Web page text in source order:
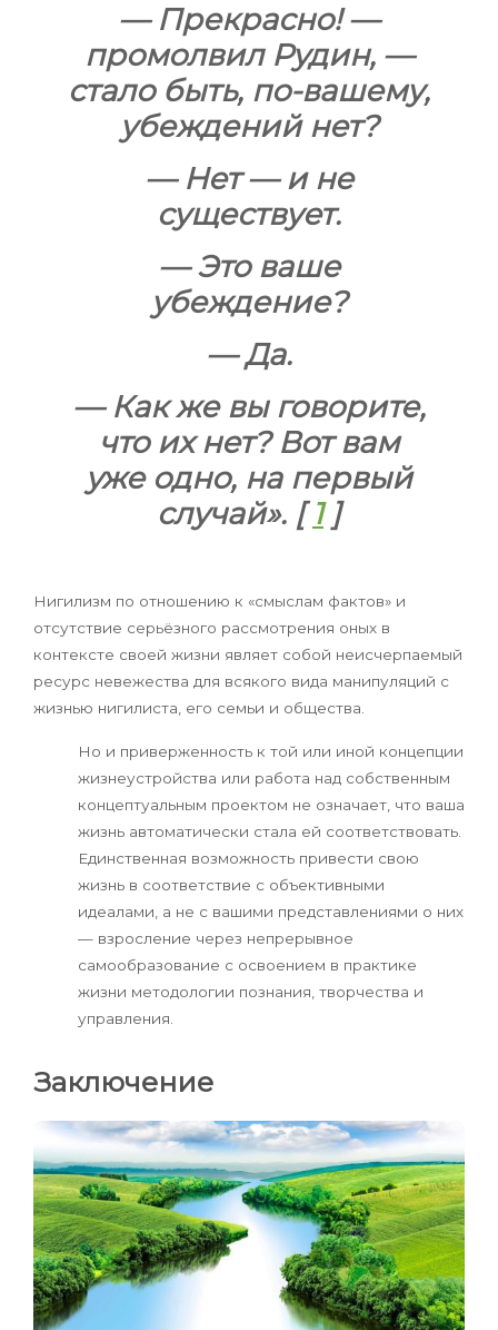
— Прекрасно! —
промолвил Рудин, —
стало быть, по-вашему,
убеждений нет?
— Нет — и не
существует.
— Это ваше
убеждение?
— Да.
— Как же вы говорите,
что их нет? Вот вам
уже одно, на первый
случай». [1]
Нигилизм по отношению к «смыслам фактов» и
отсутствие серьёзного рассмотрения оных в
контексте своей жизни являет собой неисчерпаемый
ресурс невежества для всякого вида манипуляций с
жизнью нигилиста, его семьи и общества.
Но и приверженность к той или иной концепции
жизнеустройства или работа над собственным
концептуальным проектом не означает, что ваша
жизнь автоматически стала ей соответствовать.
Единственная возможность привести свою
жизнь в соответствие с объективными
идеалами, а не с вашими представлениями о них
— взросление через непрерывное
самообразование с освоением в практике
жизни методологии познания, творчества и
управления.
Заключение